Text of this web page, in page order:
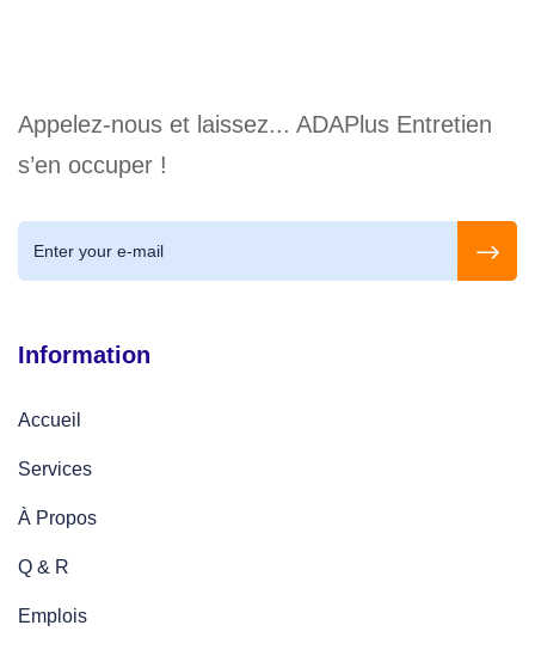
Appelez-nous et laissez... ADAPlus Entretien
s’en occuper !
Information
Accueil
Services
À Propos
Q & R
Emplois